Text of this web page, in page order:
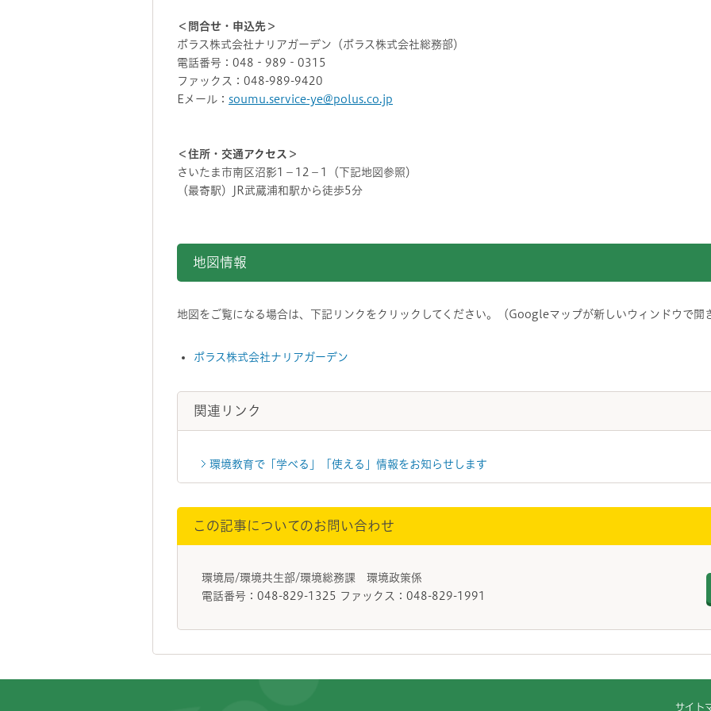
＜問合せ・申込先＞
ポラス株式会社ナリアガーデン（ポラス株式会社総務部）
電話番号：048‐989‐0315
ファックス：048-989-9420
Eメール： soumu.service-ye@polus.co.jp
＜住所・交通アクセス＞
さいたま市南区沼影1－12－1（下記地図参照）
（最寄駅）JR武蔵浦和駅から徒歩5分
地図情報
地図をご覧になる場合は、下記リンクをクリックしてください。（Googleマップが新しいウィンドウで開
ポラス株式会社ナリアガーデン
関連リンク
環境教育で「学べる」「使える」情報をお知らせします
この記事についてのお問い合わせ
環境局/環境共生部/環境総務課 環境政策係
電話番号：048-829-1325 ファックス：048-829-1991
サイト